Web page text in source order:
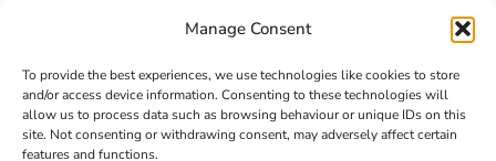
Manage Consent
To provide the best experiences, we use technologies like cookies to store
and/or access device information. Consenting to these technologies will
allow us to process data such as browsing behaviour or unique IDs on this
site. Not consenting or withdrawing consent, may adversely affect certain
features and functions.
Looking
for